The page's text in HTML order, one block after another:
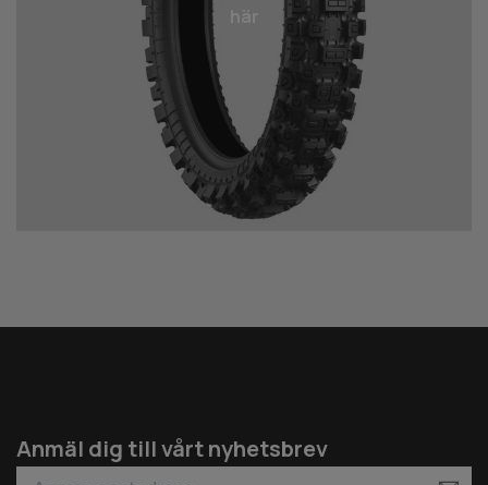
Anmäl dig till vårt nyhetsbrev